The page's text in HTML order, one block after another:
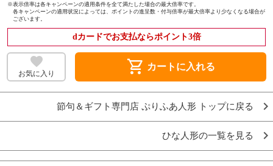
※表示倍率は各キャンペーンの適用条件を全て満たした場合の最大倍率です。
各キャンペーンの適用状況によっては、ポイントの進呈数・付与倍率が最大倍率より少なくなる場合が
ございます。
dカードでお支払ならポイント3倍
お気に入り shopping_cart カートに入れる
節句＆ギフト専門店 ぷりふあ人形 トップに戻る
ひな人形の一覧を見る